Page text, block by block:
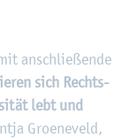
an­schlie­ßen­de
sich Rechts­
lebt und
Gro­ene­veld,